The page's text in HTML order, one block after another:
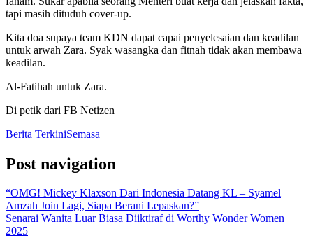
tapi masih dituduh cover-up.
Kita doa supaya team KDN dapat capai penyelesaian dan keadilan
untuk arwah Zara. Syak wasangka dan fitnah tidak akan membawa
keadilan.
Al-Fatihah untuk Zara.
Di petik dari FB Netizen
Berita TerkiniSemasa
Post navigation
“OMG! Mickey Klaxson Dari Indonesia Datang KL – Syamel
Amzah Join Lagi, Siapa Berani Lepaskan?”
Senarai Wanita Luar Biasa Diiktiraf di Worthy Wonder Women
2025